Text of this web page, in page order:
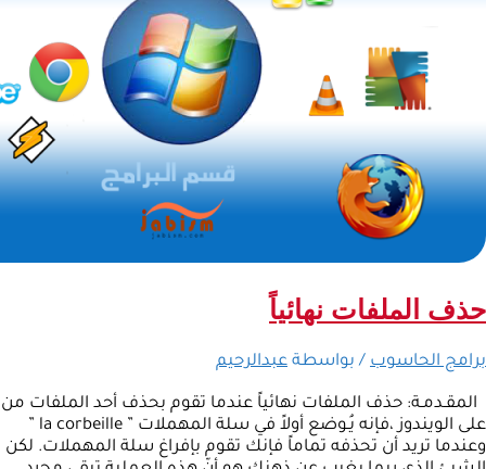
حذف الملفات نهائياً
برامج الحاسوب / بواسطة عبدالرحيم
المقـدمـة: حذف الملفات نهائياً عندما تقوم بحذف أحد الملفات من
على الويندوز ،فإنه يُـوضع أولاً في سلة المهملات ” la corbeille ”
وعندما تريد أن تحذفه تماماً فإنك تقوم بإفراغ سلة المهملات. لكن